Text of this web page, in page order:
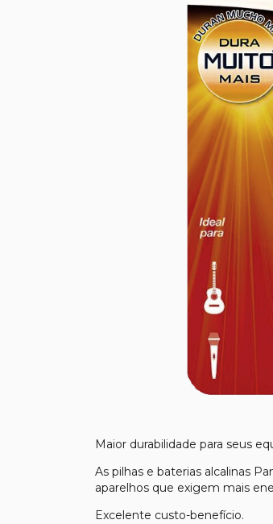
Maior durabilidade para seus
As pilhas e baterias alcalinas
aparelhos que exigem mais
Excelente custo-benefício.